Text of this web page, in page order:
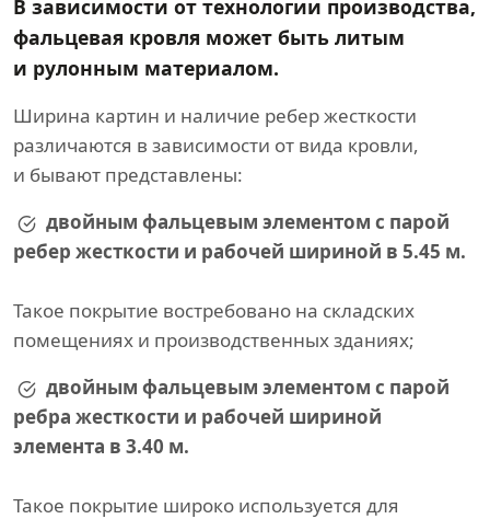
В зависимости от технологии производства,
фальцевая кровля может быть литым
и рулонным материалом.
Ширина картин и наличие ребер жесткости
различаются в зависимости от вида кровли,
и бывают представлены:
двойным фальцевым элементом с парой
ребер жесткости и рабочей шириной в 5.45 м.
Такое покрытие востребовано на складских
помещениях и производственных зданиях;
двойным фальцевым элементом с парой
ребра жесткости и рабочей шириной
элемента в 3.40 м.
Такое покрытие широко используется для